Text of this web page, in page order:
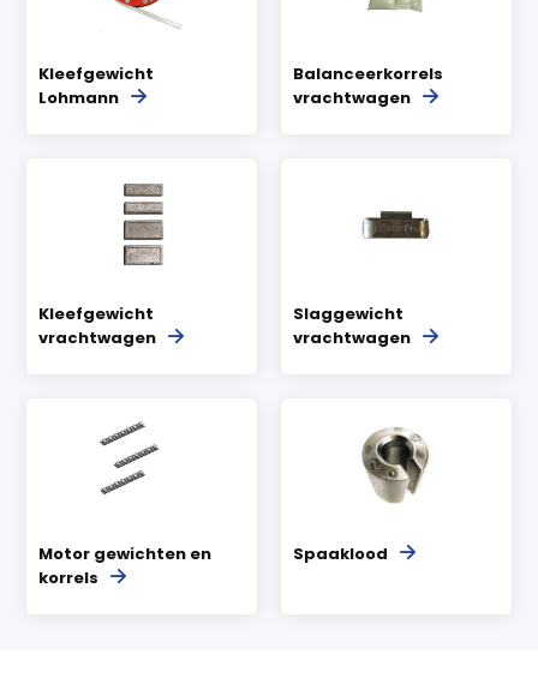
Kleefgewicht
Lohmann
Balanceerkorrels
vrachtwagen
Kleefgewicht
vrachtwagen
Slaggewicht
vrachtwagen
Motor gewichten en
korrels
Spaaklood